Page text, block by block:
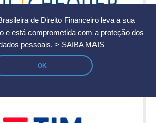
de Direito Financeiro leva a sua
e está comprometida com a proteção dos
pessoais. > SAIBA MAIS
OK